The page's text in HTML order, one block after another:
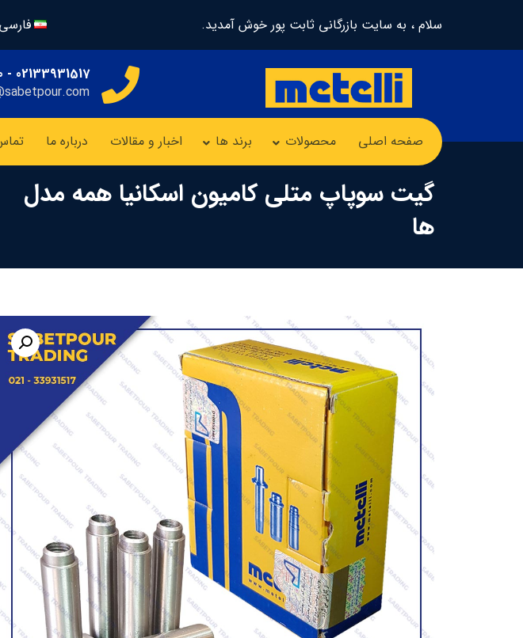
سلام ، به سایت بازرگانی ثابت پور خوش آمدید. فارسی
02133931517 - 02133934640
صفحه اصلی محصولات برند ها اخبار و مقالات درباره ما
گیت سوپاپ متلی کامیون اسکانیا همه مدل
ها